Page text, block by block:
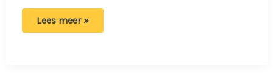
Moslims
Lees meer »